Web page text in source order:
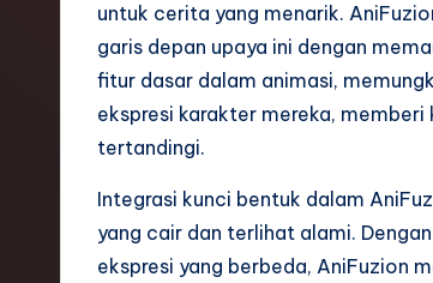
si
untuk cerita yang menarik.
garis depan upaya ini dengan
fitur dasar dalam animasi,
ekspresi karakter mereka,
tertandingi.
Integrasi kunci bentuk dalam
yang cair dan terlihat alami.
ekspresi yang berbeda, AniFuzion